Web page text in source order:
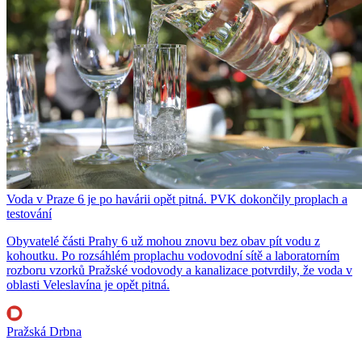
Voda v Praze 6 je po havárii opět pitná. PVK dokončily proplach a
testování
Obyvatelé části Prahy 6 už mohou znovu bez obav pít vodu z
kohoutku. Po rozsáhlém proplachu vodovodní sítě a laboratorním
rozboru vzorků Pražské vodovody a kanalizace potvrdily, že voda v
oblasti Veleslavína je opět pitná.
Pražská Drbna